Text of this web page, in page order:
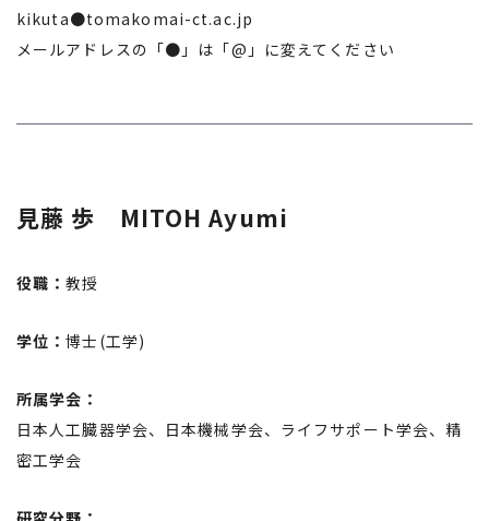
kikuta●tomakomai-ct.ac.jp
メールアドレスの「●」は「@」に変えてください
見藤 歩 MITOH Ayumi
役職：教授
学位：博士(工学)
所属学会：
日本人工臓器学会、日本機械学会、ライフサポート学会、精
密工学会